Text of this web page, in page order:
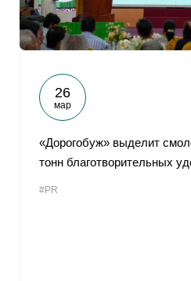
26
мар
«Дорогобуж» выделит
тонн благотворительных
#PR